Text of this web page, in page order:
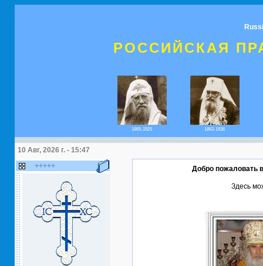
РОССИЙСКАЯ
1865-1925 1863-1936
10 Авг, 2026 г. - 15:47
+++++
Добро
Здесь